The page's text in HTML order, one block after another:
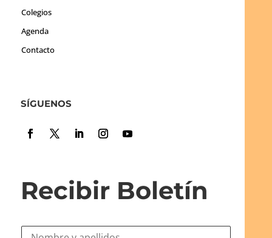
Colegios
Agenda
Contacto
SÍGUENOS
Recibir Boletín
N